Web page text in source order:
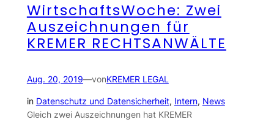
WirtschaftsWoche: Zwei
Auszeichnungen für
KREMER RECHTSANWÄLTE
Aug. 20, 2019—vonKREMER LEGAL
in Datenschutz und Datensicherheit, Intern, News
Gleich zwei Auszeichnungen hat KREMER